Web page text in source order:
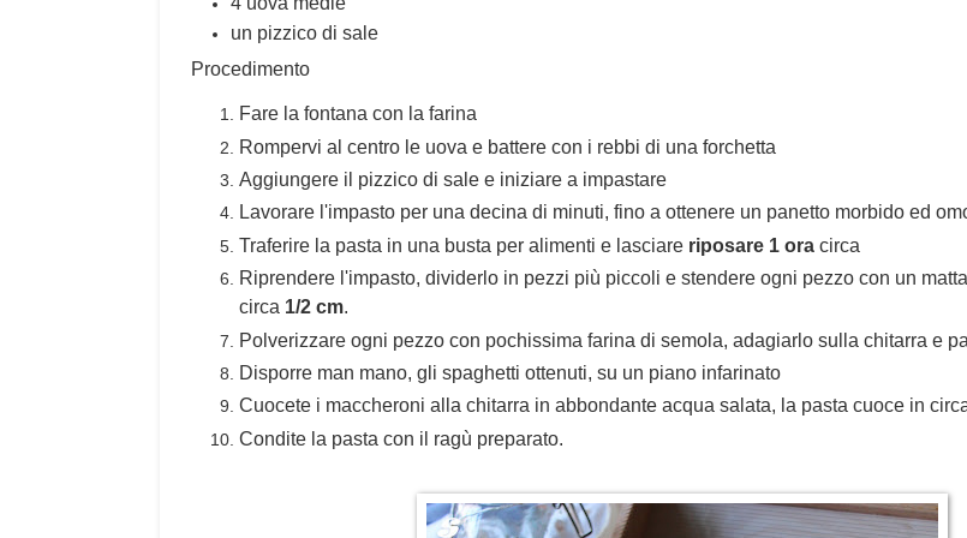
un pizzico di sale
Procedimento
Fare la fontana con la farina
Rompervi al centro le uova e battere con i rebbi di una forchetta
Aggiungere il pizzico di sale e iniziare a impastare
Lavorare l'impasto per una decina di minuti, fino a ottenere un panetto morbido ed
Traferire la pasta in una busta per alimenti e lasciare riposare 1 ora circa
Riprendere l'impasto, dividerlo in pezzi più piccoli e stendere ogni pezzo con un
circa 1/2 cm.
Polverizzare ogni pezzo con pochissima farina di semola, adagiarlo sulla chitarra e
Disporre man mano, gli spaghetti ottenuti, su un piano infarinato
Cuocete i maccheroni alla chitarra in abbondante acqua salata, la pasta cuoce in
Condite la pasta con il ragù preparato.